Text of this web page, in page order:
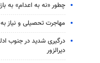
چطور «نه به اعدام» به
مهاجرت تحصیلی و نیاز
دیرالزور